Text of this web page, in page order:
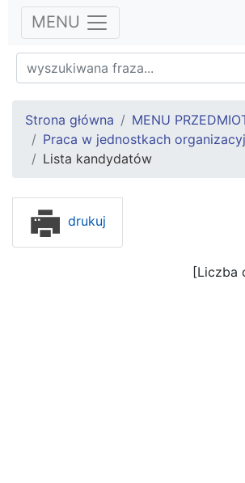
MENU
Strona główna MENU
Praca w jednostkach
Lista kandydatów
drukuj
[Liczba